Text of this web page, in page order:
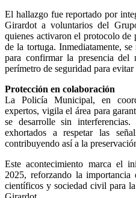
El hallazgo fue reportado por
Girardot a voluntarios del
quienes activaron el protocolo
de la tortuga. Inmediatamente,
para confirmar la presencia
perímetro de seguridad para evitar
Protección en colaboración
La Policía Municipal, en
expertos, vigila el área para
se desarrolle sin
exhortados a respetar las
contribuyendo así a la
Este acontecimiento marca el
2025, reforzando la importancia
científicos y sociedad civil para